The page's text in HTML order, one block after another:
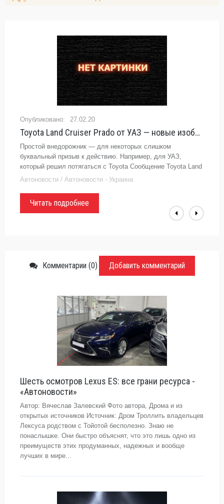
27.02.20
Toyota Land Cruiser Prado от УАЗ — новые изображения - - «Автоновости»
Простой внедорожник — для некоторых слишком
буквальный призыв к действию. Например, для УАЗ,
который решил потягаться с Toyota Сообщение Toyota Land
Cruiser Prado от УАЗ — новые изображения появились
Автоновости / Автоновости - Украина
Читать подробнее
Комментарии (0) Добавить комментарий
Шесть осмотров Lexus ES: все грани ресурса -
«Автоновости»
Автор: Вячеслав Залевский Фото автора, Дрома и из
открытых источников Источник: Дром Троллить владельцев
Лексуса родством с Тойотой бесполезно. Знаю не
понаслышке. Они быстро объяснят, что это лишь одно из
преимуществ этих продуманных, надежных и вообще
лучших в мире...